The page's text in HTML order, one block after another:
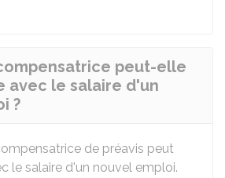
peut-elle
avec le salaire d'un
?
de préavis peut
le salaire d'un nouvel emploi.